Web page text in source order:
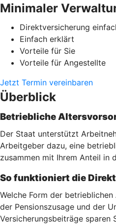
Minimaler
Direktversicherung
Einfach erklärt
Vorteile für Sie
Vorteile für Angestellte
Jetzt Termin vereinbaren
Überblick
Betriebliche
Der Staat unterstützt
Arbeitgeber dazu, eine
zusammen mit Ihrem Anteil in
So funktioniert die
Welche Form der
der Pensionszusage und der
Versicherungsbeiträge sparen